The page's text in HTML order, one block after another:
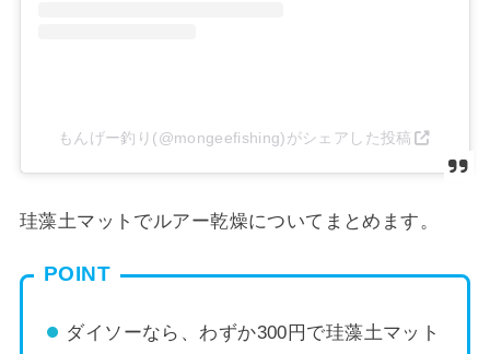
もんげー釣り(@mongeefishing)がシェアした投稿
珪藻土マットでルアー乾燥についてまとめます。
POINT
ダイソーなら、わずか300円で珪藻土マット